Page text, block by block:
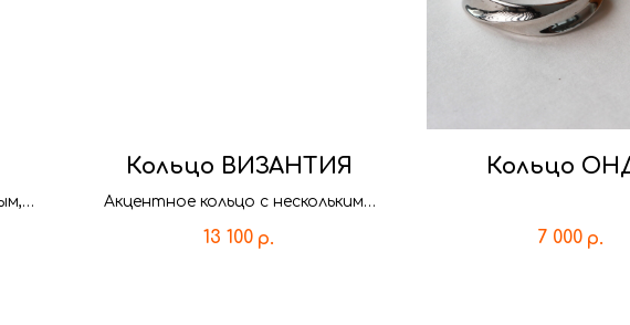
Кольцо ВИЗАНТИЯ
Акцентное кольцо с несколькими
13 100 р.
Кольцо
7 000 р.